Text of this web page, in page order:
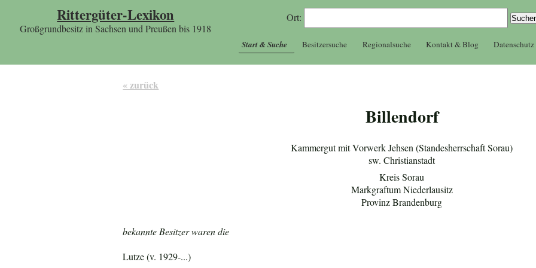
Rittergüter-Lexikon
Großgrundbesitz in Sachsen und Preußen bis 1918
Ort:
Start & Suche Besitzersuche Regionalsuche Kontakt & Blog Datenschutz
« zurück
Billendorf
Kammergut mit Vorwerk Jehsen (Standesherrschaft Sorau)
sw. Christianstadt
Kreis Sorau
Markgraftum Niederlausitz
Provinz Brandenburg
bekannte Besitzer waren die
Lutze (v. 1929-...)